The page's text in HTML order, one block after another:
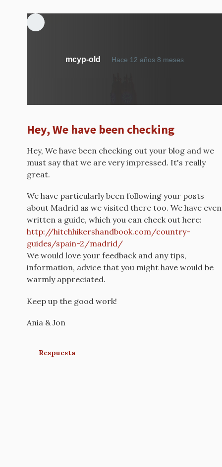
mcyp-old Hace 12 años 8 meses
Hey, We have been checking
Hey, We have been checking out your blog and we
must say that we are very impressed. It's really
great.
We have particularly been following your posts
about Madrid as we visited there too. We have even
written a guide, which you can check out here:
http://hitchhikershandbook.com/country-
guides/spain-2/madrid/
We would love your feedback and any tips,
information, advice that you might have would be
warmly appreciated.
Keep up the good work!
Ania & Jon
Respuesta